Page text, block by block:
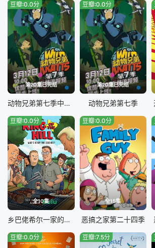
第20集已完结
豆瓣:0.0分
动物兄弟第七季中文配音
第20集已完结
豆瓣:0.0分
动物兄弟第七季
全10集
豆瓣:0.0分
乡巴佬希尔一家的幸福生活第十四季
全15集
豆瓣:0.0分
恶搞之家第二十四季
豆瓣:0.0分 豆瓣:7.5分